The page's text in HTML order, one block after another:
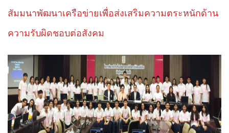
สัมมนาพัฒนาเครือข่ายเพื่อส่งเสริมความตระหนักด้าน
ความรับผิดชอบต่อสังคม